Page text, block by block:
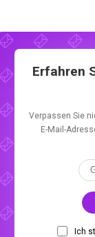
Erfahren
Verpassen Sie
E-Mail-
Ich